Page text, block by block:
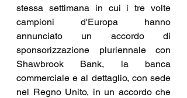
stessa settimana in cui i tre volte
campioni d'Europa hanno
annunciato un accordo di
sponsorizzazione pluriennale con
Shawbrook Bank, la banca
commerciale e al dettaglio, con sede
nel Regno Unito, in un accordo che